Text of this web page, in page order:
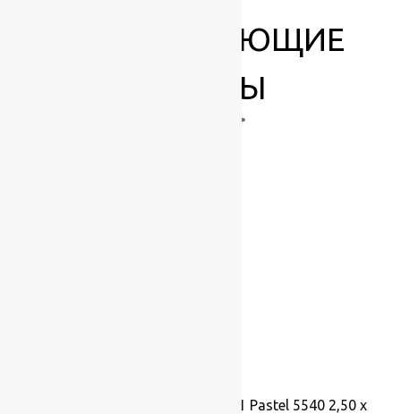
СОПУТСТВУЮЩИЕ
ТОВАРЫ
Ковер шерстяной Прямой 121 Pastel 5540 2,50 x